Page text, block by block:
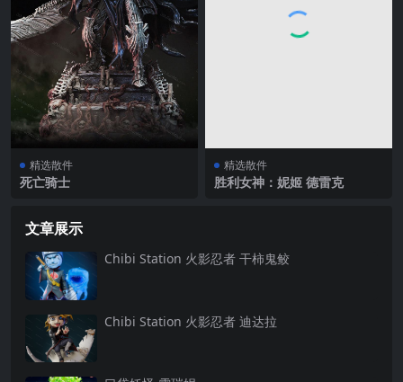
精选散件
死亡骑士
精选散件
胜利女神：妮姬 德雷克
文章展示
Chibi Station 火影忍者 干柿鬼鲛
Chibi Station 火影忍者 迪达拉